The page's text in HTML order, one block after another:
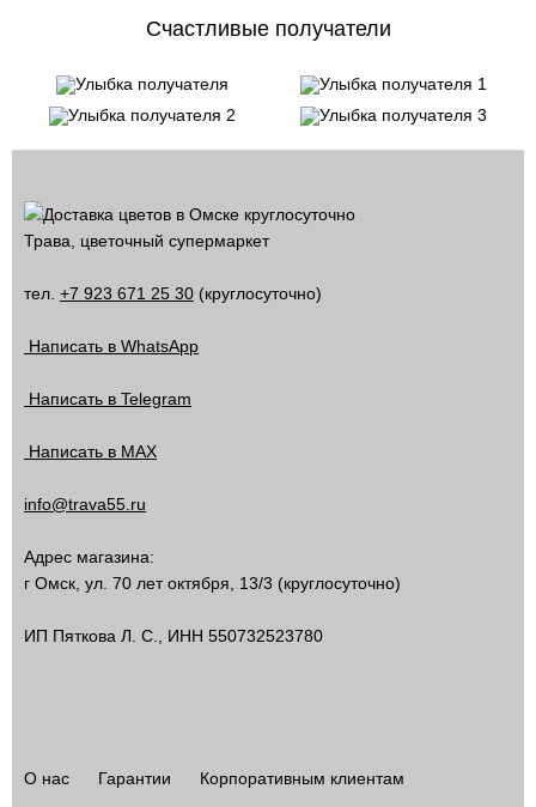
Счастливые получатели
Трава, цветочный супермаркет
тел. +7 923 671 25 30 (круглосуточно)
Написать в WhatsApp
Написать в Telegram
Написать в MAX
info@trava55.ru
Адрес магазина:
г Омск ул. 70 лет октября, 13/3 (круглосуточно)
ИП Пяткова Л. С., ИНН 550732523780
О нас Гарантии Корпоративным клиентам